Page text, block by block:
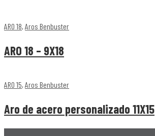
ARO 18, Aros Benbuster
ARO 18 – 9X18
ARO 15, Aros Benbuster
Aro de acero personalizado 11X15